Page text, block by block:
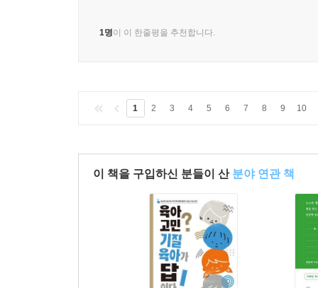
1명이 이 한줄평을 추천합니다.
1 2 3 4 5 6 7 8 9 10
이 책을 구입하신 분들이 산 분야 연관 책